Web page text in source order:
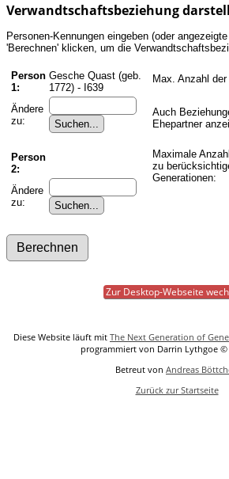
Verwandtschaftsbeziehung
Personen-Kennungen eingeben (oder
'Berechnen' klicken, um die
Person
1:
Gesche Quast (geb.
1772) - I639
Ändere
zu:
Person
2:
Ändere
zu:
Max. Anzahl
Auch
Ehepartner
Maximale
zu
Generationen:
Zur Desktop-Webseite
Diese Website läuft mit The Next Generation of
programmiert von Darrin Lythgoe ©
Betreut von Andreas
Zurück zur Startseite